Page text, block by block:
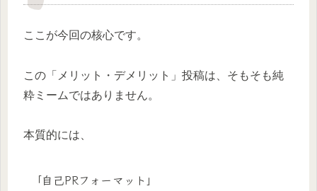
ここが今回の核心です。
この「メリット・デメリット」投稿は、そもそも純
粋ミームではありません。
本質的には、
「自己PRフォーマット」